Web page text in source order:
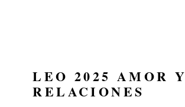
LEO 2025 AMOR Y
RELACIONES